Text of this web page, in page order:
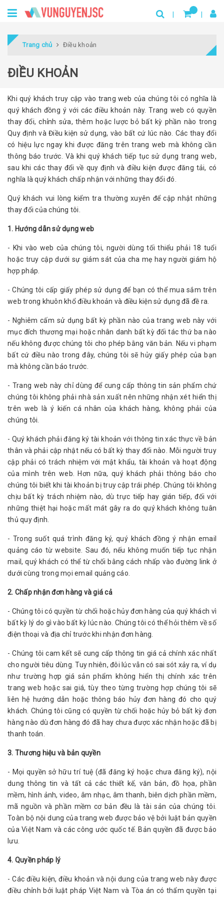
Trang chủ Điều khoản
ĐIỀU KHOẢN
Khi quý khách truy cập vào trang web của chúng tôi có nghĩa là
quý khách đồng ý với các điều khoản này. Trang web có quyền
thay đổi, chỉnh sửa, thêm hoặc lược bỏ bất kỳ phần nào trong
Quy định và Điều kiện sử dụng, vào bất cứ lúc nào. Các thay đổi
có hiệu lực ngay khi được đăng trên trang web mà không cần
thông báo trước. Và khi quý khách tiếp tục sử dụng trang web,
sau khi các thay đổi về quy định và điều kiện được đăng tải, có
nghĩa là quý khách chấp nhận với những thay đổi đó.
Quý khách vui lòng kiểm tra thường xuyên để cập nhật những
thay đổi của chúng tôi.
1. Hướng dẫn sử dụng web
- Khi vào web của chúng tôi, người dùng tối thiểu phải 18 tuổi
hoặc truy cập dưới sự giám sát của cha mẹ hay người giám hộ
hợp pháp.
- Chúng tôi cấp giấy phép sử dụng để bạn có thể mua sắm trên
web trong khuôn khổ điều khoản và điều kiện sử dụng đã đề ra.
- Nghiêm cấm sử dụng bất kỳ phần nào của trang web này với
mục đích thương mại hoặc nhân danh bất kỳ đối tác thứ ba nào
nếu không được chúng tôi cho phép bằng văn bản. Nếu vi phạm
bất cứ điều nào trong đây, chúng tôi sẽ hủy giấy phép của bạn
mà không cần báo trước.
- Trang web này chỉ dùng để cung cấp thông tin sản phẩm chứ
chúng tôi không phải nhà sản xuất nên những nhận xét hiển thị
trên web là ý kiến cá nhân của khách hàng, không phải của
chúng tôi.
- Quý khách phải đăng ký tài khoản với thông tin xác thực về bản
thân và phải cập nhật nếu có bất kỳ thay đổi nào. Mỗi người truy
cập phải có trách nhiệm với mật khẩu, tài khoản và hoạt động
của mình trên web. Hơn nữa, quý khách phải thông báo cho
chúng tôi biết khi tài khoản bị truy cập trái phép. Chúng tôi không
chịu bất kỳ trách nhiệm nào, dù trực tiếp hay gián tiếp, đối với
những thiệt hại hoặc mất mát gây ra do quý khách không tuân
thủ quy định.
- Trong suốt quá trình đăng ký, quý khách đồng ý nhận email
quảng cáo từ website. Sau đó, nếu không muốn tiếp tục nhận
mail, quý khách có thể từ chối bằng cách nhấp vào đường link ở
dưới cùng trong mọi email quảng cáo.
2. Chấp nhận đơn hàng và giá cả
- Chúng tôi có quyền từ chối hoặc hủy đơn hàng của quý khách vì
bất kỳ lý do gì vào bất kỳ lúc nào. Chúng tôi có thể hỏi thêm về số
điện thoại và địa chỉ trước khi nhận đơn hàng.
- Chúng tôi cam kết sẽ cung cấp thông tin giá cả chính xác nhất
cho người tiêu dùng. Tuy nhiên, đôi lúc vẫn có sai sót xảy ra, ví dụ
như trường hợp giá sản phẩm không hiển thị chính xác trên
trang web hoặc sai giá, tùy theo từng trường hợp chúng tôi sẽ
liên hệ hướng dẫn hoặc thông báo hủy đơn hàng đó cho quý
khách. Chúng tôi cũng có quyền từ chối hoặc hủy bỏ bất kỳ đơn
hàng nào dù đơn hàng đó đã hay chưa được xác nhận hoặc đã bị
thanh toán.
3. Thương hiệu và bản quyền
- Mọi quyền sở hữu trí tuệ (đã đăng ký hoặc chưa đăng ký), nội
dung thông tin và tất cả các thiết kế, văn bản, đồ họa, phần
mềm, hình ảnh, video, âm nhạc, âm thanh, biên dịch phần mềm,
mã nguồn và phần mềm cơ bản đều là tài sản của chúng tôi.
Toàn bộ nội dung của trang web được bảo vệ bởi luật bản quyền
của Việt Nam và các công ước quốc tế. Bản quyền đã được bảo
lưu.
4. Quyền pháp lý
- Các điều kiện, điều khoản và nội dung của trang web này được
điều chỉnh bởi luật pháp Việt Nam và Tòa án có thẩm quyền tại